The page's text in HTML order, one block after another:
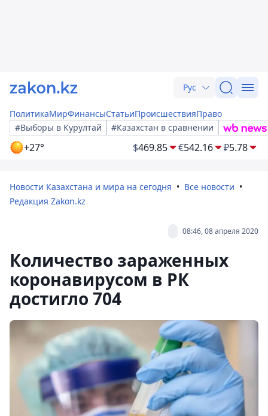
Рус
ПолитикаМирФинансыСтатьиПроисшествияПраво
#Выборы в Курултай
#Казахстан в сравнении
+27° $469.85 €542.16 ₽5.78
Новости Казахстана и мира на сегодня
Все новости
Редакция Zakon.kz
08:46, 08 апреля 2020
Количество зараженных
коронавирусом в РК
достигло 704